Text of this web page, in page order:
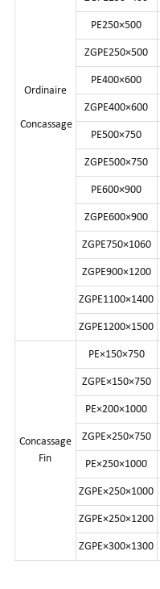
Ordinaire
Concassage
PE250×500
ZGPE250×500
PE400×600
ZGPE400×600
PE500×750
ZGPE500×750
PE600×900
ZGPE600×900
ZGPE750×1060
ZGPE900×1200
ZGPE1100×1400
ZGPE1200×1500
Concassage
Fin
PE×150×750
ZGPE×150×750
PE×200×1000
ZGPE×250×750
PE×250×1000
ZGPE×250×1000
ZGPE×250×1200
ZGPE×300×1300